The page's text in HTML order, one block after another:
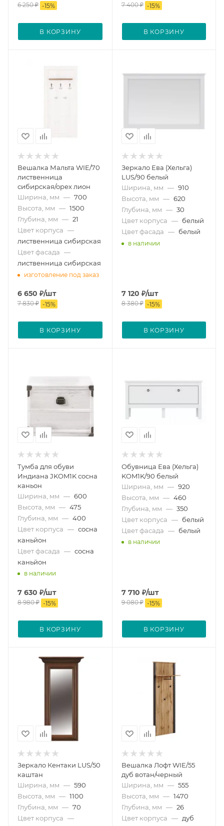
6 250₽ -15%
В КОРЗИНУ
7 400₽ -15%
В КОРЗИНУ
Вешалка Мальта WIE/70
лиственница
сибирская/орех лион
Ширина, мм — 700
Высота, мм — 1500
Глубина, мм — 21
Цвет корпуса —
лиственница сибирская
Цвет фасада —
лиственница сибирская
изготовление под заказ
6 650 ₽/шт
7 830₽ -15%
В КОРЗИНУ
Зеркало Ева (Хельга)
LUS/90 белый
Ширина, мм — 910
Высота, мм — 620
Глубина, мм — 30
Цвет корпуса — белый
Цвет фасада — белый
в наличии
7 120 ₽/шт
8 380₽ -15%
В КОРЗИНУ
Тумба для обуви
Индиана JKOM1K сосна
каньон
Ширина, мм — 600
Высота, мм — 475
Глубина, мм — 400
Цвет корпуса — сосна
каньйон
Цвет фасада — сосна
каньйон
в наличии
7 630 ₽/шт
8 980₽ -15%
В КОРЗИНУ
Обувница Ева (Хельга)
KOM1K/90 белый
Ширина, мм — 920
Высота, мм — 460
Глубина, мм — 350
Цвет корпуса — белый
Цвет фасада — белый
в наличии
7 710 ₽/шт
9 080₽ -15%
В КОРЗИНУ
Зеркало Кентаки LUS/50
каштан
Ширина, мм — 590
Высота, мм — 1100
Глубина, мм — 70
Цвет корпуса —
Вешалка Лофт WIE/55
дуб вотан/черный
Ширина, мм — 555
Высота, мм — 1470
Глубина, мм — 26
Цвет корпуса — дуб